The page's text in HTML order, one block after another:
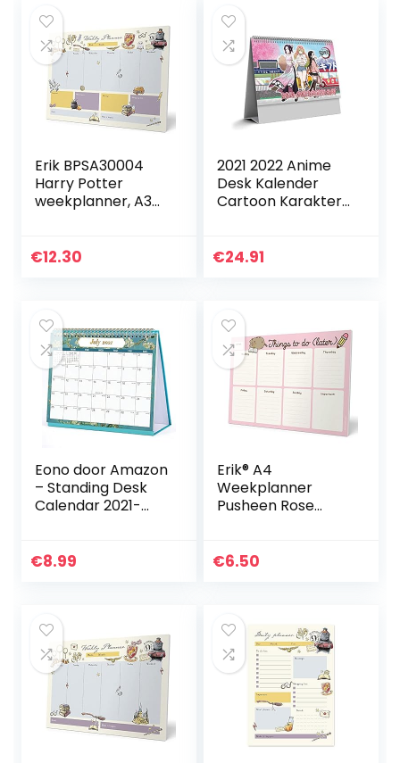
Erik BPSA30004
Harry Potter
weekplanner, A3
€12.30
2021 2022 Anime
Desk Kalender
Cartoon Karakter
€24.91
Eono door Amazon
– Standing Desk
Calendar 2021-
Flipping Desktop
€8.99
Erik® A4
Weekplanner
Pusheen Rose
met 54
€6.50